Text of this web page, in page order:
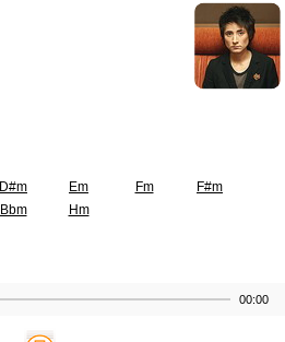
D#m Em Fm
F#m
Bbm Hm
00:00